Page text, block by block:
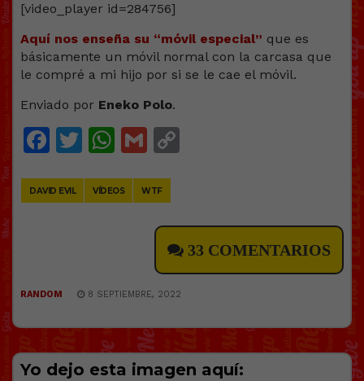
[video_player id=284756]
Aquí nos enseña su “móvil especial” que es
básicamente un móvil normal con la carcasa que
le compré a mi hijo por si se le cae el móvil.
Enviado por Eneko Polo.
Facebook
Twitter
WhatsApp
Gmail
DAVID EVIL VÍDEOS WTF
33 COMENTARIOS
RANDOM 8 SEPTIEMBRE, 2022
Yo dejo esta imagen aquí: